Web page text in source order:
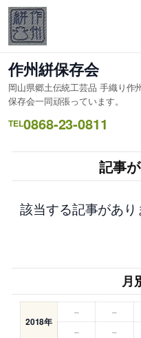
内
容
を
ス
キ
ッ
プ
作州絣保存
岡山県郷土伝統工芸品 手織り作
保存会一同頑張っています。
TEL0868-23-0811
記事
該当する記事があり
月
2018年
– –
–
–